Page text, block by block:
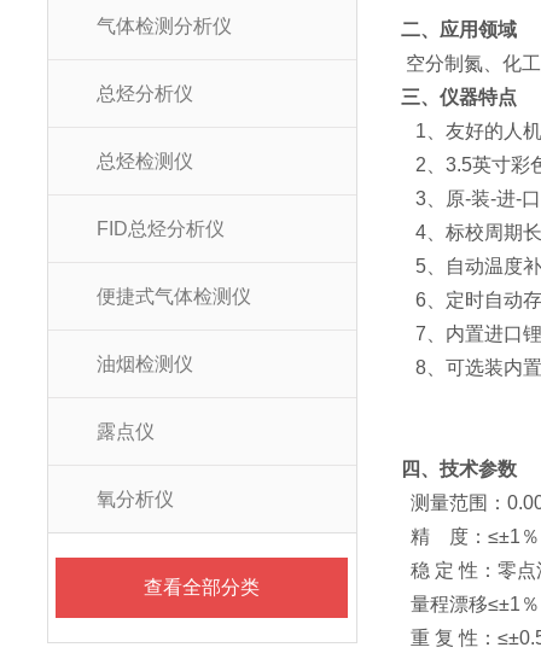
气体检测分析仪
总烃分析仪
总烃检测仪
FID总烃分析仪
便捷式气体检测仪
油烟检测仪
露点仪
氧分析仪
查看全部分类
二、应用领域
空分制氮、化
三、仪器特点
1、友好的人
2、3.5英寸彩
3、原-装-进-
4、标校周期
5、自动温度
6、定时自动
7、内置进口
8、可选装内
四、技术参数
测量范围：
精 度：≤±1
稳 定 性：零
量程漂移≤±1
重 复 性：